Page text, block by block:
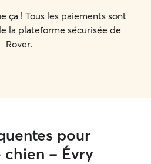
ça ! Tous les paiements sont
la plateforme sécurisée de
Rover.
pour
chien - Évry